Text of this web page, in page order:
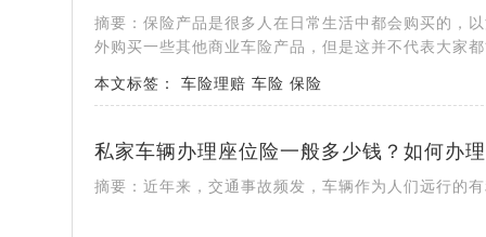
摘要：保险产品是很多人在日常生活中都会购买的，
外购买一些其他商业车险产品，但是这并不代表大家
本文标签： 车险理赔 车险 保险
私家车辆办理座位险一般多少钱？如何办
摘要：近年来，交通事故频发，车辆作为人们远行的